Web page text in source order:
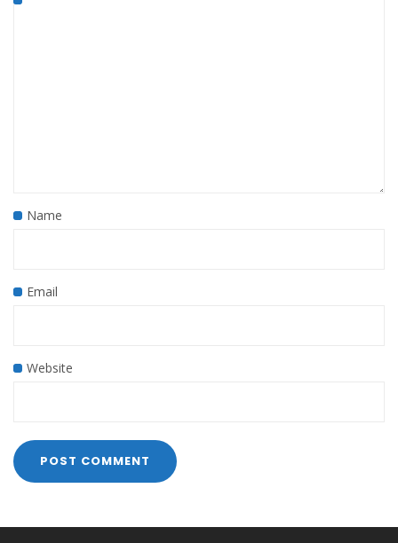
Name
Email
Website